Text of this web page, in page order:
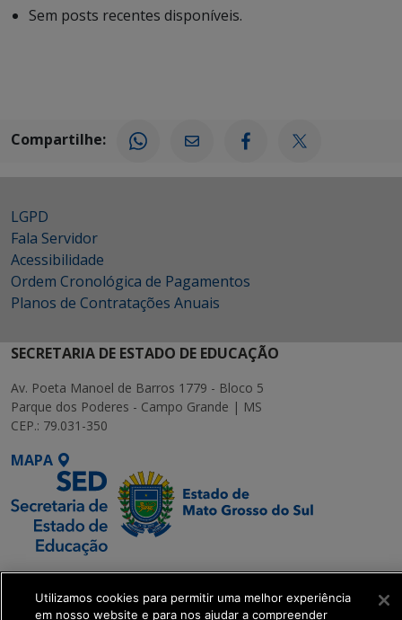
Sem posts recentes disponíveis.
Compartilhe:
LGPD
Fala Servidor
Acessibilidade
Ordem Cronológica de Pagamentos
Planos de Contratações Anuais
SECRETARIA DE ESTADO DE EDUCAÇÃO
Av. Poeta Manoel de Barros 1779 - Bloco 5
Parque dos Poderes - Campo Grande | MS
CEP.: 79.031-350
MAPA
SETDIG | Secretaria-
Executiva de
Utilizamos cookies para permitir uma melhor experiência
em nosso website e para nos ajudar a compreender